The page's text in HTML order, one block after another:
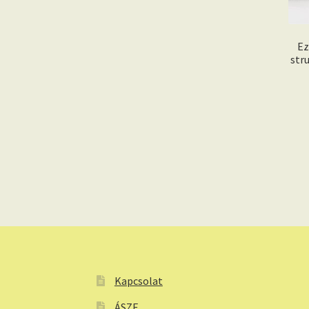
Kapcsolat